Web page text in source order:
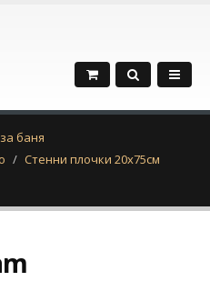
баня
Стенни плочки 20x75см